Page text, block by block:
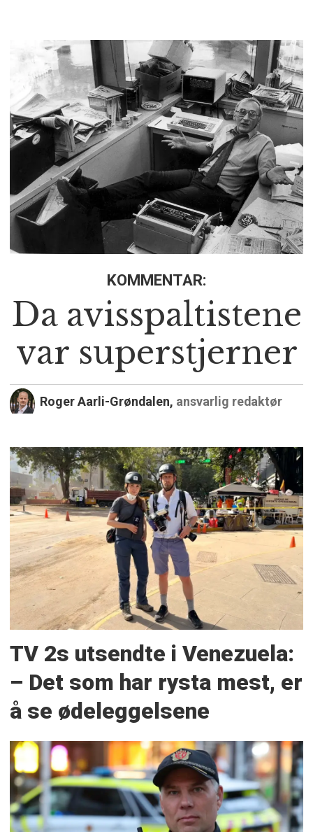
KOMMENTAR:
Da avisspaltistene
var superstjerner
Roger Aarli-Grøndalen, ansvarlig redaktør
TV 2s utsendte i Venezuela:
– Det som har rysta mest, er
å se ødeleggelsene